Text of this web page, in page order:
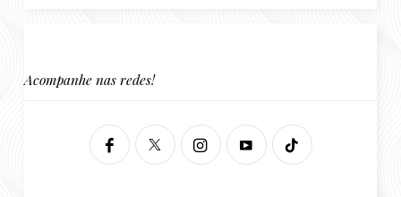
Acompanhe nas redes!